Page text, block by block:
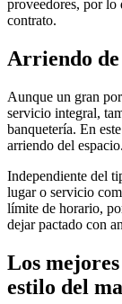
proveedores, por lo
contrato.
Arriendo de
Aunque un gran
servicio integral,
banquetería. En
arriendo del espacio.
Independiente del
lugar o servicio
límite de horario,
dejar pactado con
Los mejores
estilo del